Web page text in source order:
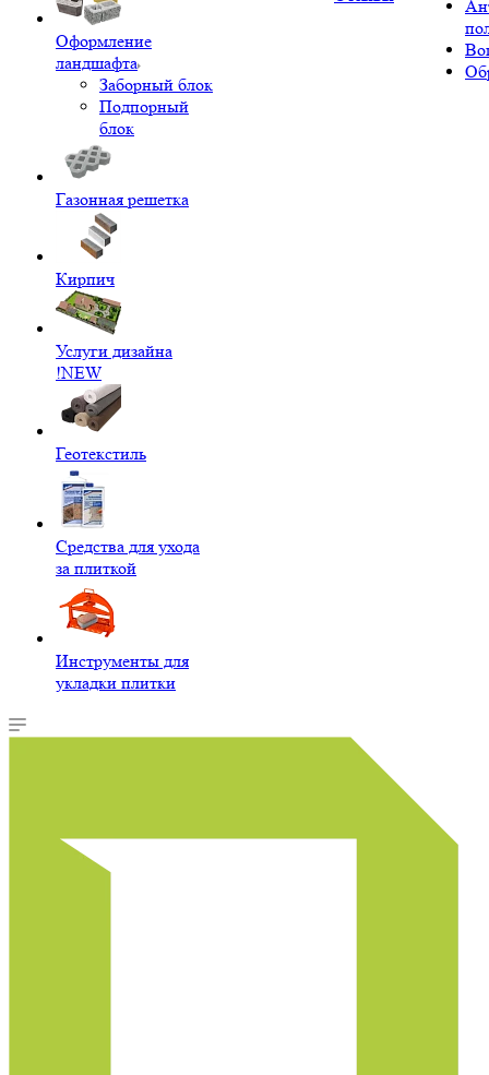
Оформление
ландшафта
Заборный блок
Подпорный
блок
Газонная решетка
Кирпич
Услуги дизайна
!NEW
Геотекстиль
Средства для ухода
за плиткой
Инструменты для
укладки плитки